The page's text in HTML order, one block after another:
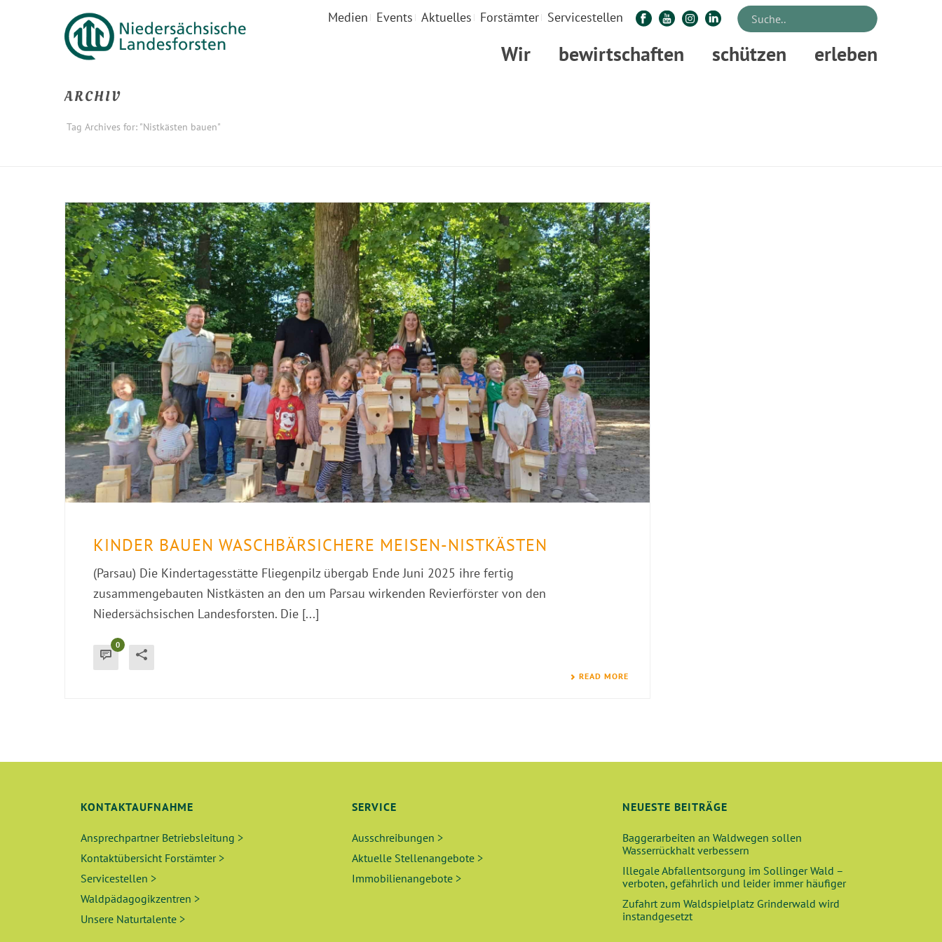
Medien Events Aktuelles Forstämter Servicestellen
Wir bewirtschaften schützen erleben
ARCHIV
Tag Archives for: "Nistkästen bauen"
KINDER BAUEN WASCHBÄRSICHERE MEISEN-NISTKÄSTEN
(Parsau) Die Kindertagesstätte Fliegenpilz übergab Ende Juni 2025 ihre fertig
zusammengebauten Nistkästen an den um Parsau wirkenden Revierförster von den
Niedersächsischen Landesforsten. Die [...]
0
READ MORE
KONTAKTAUFNAHME
Ansprechpartner Betriebsleitung >
Kontaktübersicht Forstämter >
Servicestellen >
Waldpädagogikzentren >
Unsere Naturtalente >
SERVICE
Ausschreibungen >
Aktuelle Stellenangebote >
Immobilienangebote >
NEUESTE BEITRÄGE
Baggerarbeiten an Waldwegen sollen
Wasserrückhalt verbessern
Illegale Abfallentsorgung im Sollinger Wald –
verboten, gefährlich und leider immer häufiger
Zufahrt zum Waldspielplatz Grinderwald wird
instandgesetzt